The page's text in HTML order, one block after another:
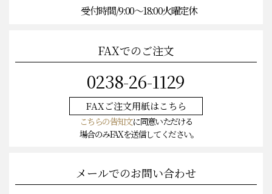
受付時間/9:00〜18:00火曜定休
FAXでのご注文
0238-26-1129
FAXご注文用紙はこちら
こちらの告知文に同意いただける
場合のみFAXを送信してください。
メールでのお問い合わせ